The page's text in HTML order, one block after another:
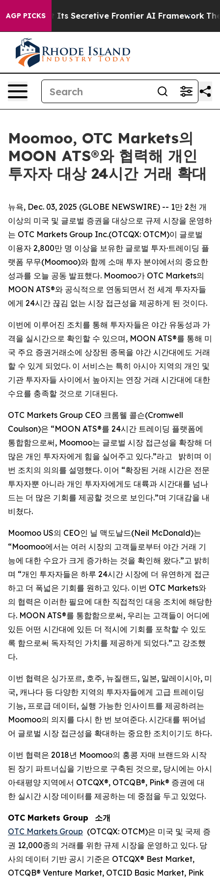
AGP PICKS
About Its Secretive Frontier AI Framework The
Moomoo, OTC Markets의
MOON ATS®와 협력해 개인
투자자 대상 24시간 거래 확대
뉴욕, Dec. 03, 2025 (GLOBE NEWSWIRE) -- 1만 2천 개
이상의 미국 및 글로벌 증권을 대상으로 규제 시장을 운영하
는 OTC Markets Group Inc.(OTCQX: OTCM)이 글로벌
이용자 2,800만 명 이상을 보유한 글로벌 투자·트레이딩 플
랫폼 무무(Moomoo)와 함께 소매 투자 분야에서의 중요한
성과를 오늘 공동 발표했다. Moomoo가 OTC Markets의
MOON ATS®와 공식적으로 연동되면서 전 세계 투자자들
에게 24시간 끊김 없는 시장 접근성을 제공하게 된 것이다.
이번에 이루어진 조치를 통해 투자자들은 야간 유동성과 가
격을 실시간으로 확인할 수 있으며, MOON ATS®를 통해 미
국 주요 증권거래소에 상장된 종목을 야간 시간대에도 거래
할 수 있게 되었다. 이 서비스는 특히 아시아 지역의 개인 및
기관 투자자들 사이에서 높아지는 연장 거래 시간대에 대한
수요를 충족할 것으로 기대된다.
OTC Markets Group CEO 크롬웰 콜슨(Cromwell
Coulson)은 “MOON ATS®를 24시간 트레이딩 플랫폼에
통합함으로써, Moomoo는 글로벌 시장 접근성을 확장해 더
많은 개인 투자자에게 힘을 실어주고 있다.”라고 밝히며 이
번 조치의 의의를 설명했다. 이어 “확장된 거래 시간은 전문
투자자뿐 아니라 개인 투자자에게도 대륙과 시간대를 넘나
드는 더 많은 기회를 제공할 것으로 보인다.”며 기대감을 내
비쳤다.
Moomoo US의 CEO인 닐 맥도날드(Neil McDonald)는
“Moomoo에서는 여러 시장의 고객들로부터 야간 거래 기
능에 대한 수요가 크게 증가하는 것을 확인해 왔다.”고 밝히
며 “개인 투자자들은 하루 24시간 시장에 더 유연하게 접근
하고 더 폭넓은 기회를 원하고 있다. 이번 OTC Markets와
의 협력은 이러한 필요에 대한 직접적인 대응 조치에 해당한
다. MOON ATS®를 통합함으로써, 우리는 고객들이 어디에
있든 어떤 시간대에 있든 더 적시에 기회를 포착할 수 있도
록 함으로써 독자적인 가치를 제공하게 되었다.”고 강조했
다.
이번 협력은 싱가포르, 호주, 뉴질랜드, 일본, 말레이시아, 미
국, 캐나다 등 다양한 지역의 투자자들에게 고급 트레이딩
기능, 프로급 데이터, 실행 가능한 인사이트를 제공하려는
Moomoo의 의지를 다시 한 번 보여준다. 시간대를 뛰어넘
어 글로벌 시장 접근성을 확대하는 중요한 조치이기도 하다.
이번 협력은 2018년 Moomoo의 홍콩 자매 브랜드와 시작
된 장기 파트너십을 기반으로 구축된 것으로, 당시에는 아시
아·태평양 지역에서 OTCQX®, OTCQB®, Pink® 증권에 대
한 실시간 시장 데이터를 제공하는 데 중점을 두고 있었다.
OTC Markets Group
소개
OTC Markets Group (OTCQX: OTCM)은 미국 및 국제 증
권 12,000종의 거래를 위한 규제 시장을 운영하고 있다. 당
사의 데이터 기반 공시 기준은 OTCQX® Best Market,
OTCQB® Venture Market, OTCID Basic Market, Pink